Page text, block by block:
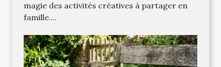
magie des activités créatives à partager en
famille....